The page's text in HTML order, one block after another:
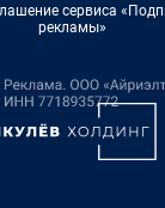
сервиса
рекламы»